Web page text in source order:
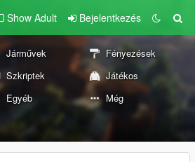
Show Adult Bejelentkezés
Járművek
Fényezések
Szkriptek
Játékos
Egyéb Még